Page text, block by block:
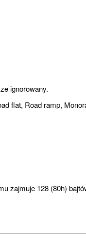
ignorowany.
flat, Road ramp,
zajmuje 128 (80h)